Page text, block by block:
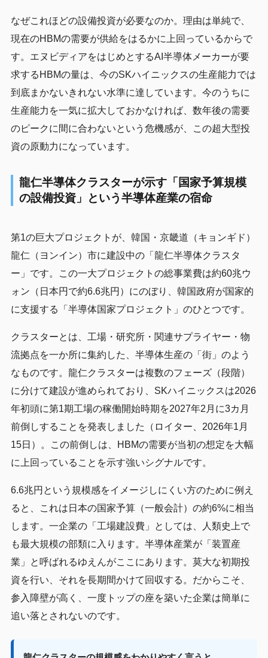
なぜこれほどの設備投資が必要なのか。理由は単純で、
現在のHBMの需要が供給をはるかに上回っているからで
す。エヌビディアをはじめとするAI半導体メーカーが要
求するHBMの量は、今のSKハイニックスの生産能力では
到底まかないきれない水準に達しています。今のうちに
生産能力を一気に拡大しておかなければ、数年後の需要
のピークに間に合わないという危機感が、この超大型投
資の原動力になっています。
龍仁半導体クラスターが示す「国家予算規模
の設備投資」という半導体産業の宿命
第1の巨大プロジェクトが、韓国・京畿道（キョンギド）
龍仁（ヨンイン）市に建設中の「龍仁半導体クラスタ
ー」です。この一大プロジェクトの総事業費は約60兆ウ
ォン（日本円で約6.6兆円）にのぼり、韓国政府が国家的
に支援する「半導体国家プロジェクト」のひとつです。
クラスターとは、工場・研究所・関連サプライヤー・物
流拠点を一か所に集約した、半導体生産の「街」のよう
なものです。龍仁クラスターは複数のフェーズ（段階）
に分けて建設が進められており、SKハイニックスは2026
年初頭に第1期工場の稼働開始時期を2027年2月に3カ月
前倒しすることを発表しました（ロイター、2026年1月
15日）。この前倒しは、HBMの需要が当初の想定を大幅
に上回っていることを示す強いシグナルです。
6.6兆円という規模感をイメージしにくい方のために例え
ると、これは日本の国家予算（一般会計）の約6%に相当
します。一企業の「工場建設費」としては、人類史上で
も最大規模の部類に入ります。半導体産業が「装置産
業」と呼ばれるゆえんがここにあります。莫大な初期投
資を行い、それを長期間かけて回収する。だからこそ、
参入障壁が高く、一度トップの座を築いた企業は簡単に
追い落とされないのです。